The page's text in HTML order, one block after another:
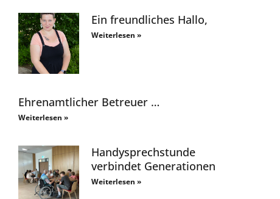
Ein freundliches Hallo,
Weiterlesen »
Ehrenamtlicher Betreuer …
Weiterlesen »
Handysprechstunde
verbindet Generationen
Weiterlesen »